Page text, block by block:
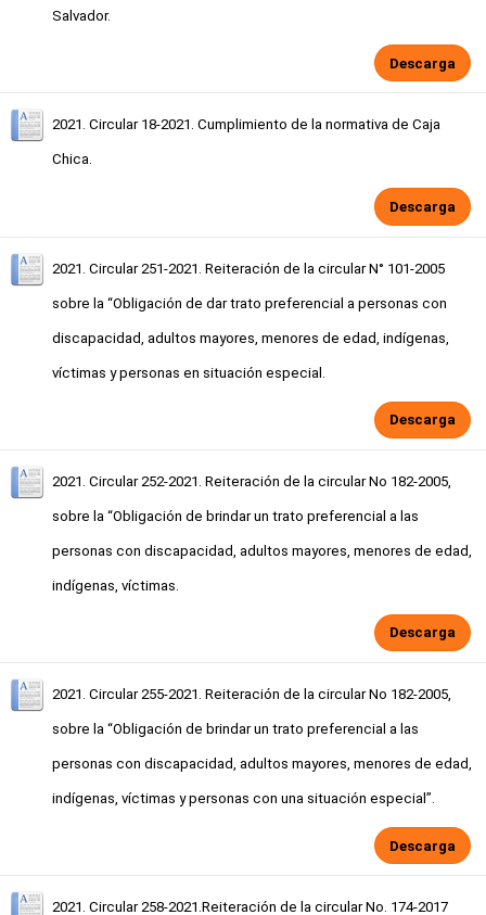
Salvador.
Descarga
2021. Circular 18-2021. Cumplimiento de la normativa de Caja
Chica.
Descarga
2021. Circular 251-2021. Reiteración de la circular N° 101-2005
sobre la “Obligación de dar trato preferencial a personas con
discapacidad, adultos mayores, menores de edad, indígenas,
víctimas y personas en situación especial.
Descarga
2021. Circular 252-2021. Reiteración de la circular No 182-2005,
sobre la “Obligación de brindar un trato preferencial a las
personas con discapacidad, adultos mayores, menores de edad,
indígenas, víctimas.
Descarga
2021. Circular 255-2021. Reiteración de la circular No 182-2005,
sobre la “Obligación de brindar un trato preferencial a las
personas con discapacidad, adultos mayores, menores de edad,
indígenas, víctimas y personas con una situación especial”.
Descarga
2021. Circular 258-2021.Reiteración de la circular No. 174-2017